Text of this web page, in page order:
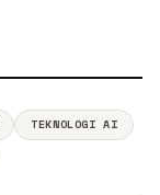
TEKNOLOGI AI